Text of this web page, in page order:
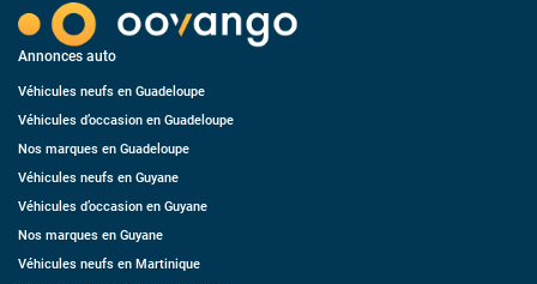
Annonces auto
Véhicules neufs en Guadeloupe
Véhicules d’occasion en Guadeloupe
Nos marques en Guadeloupe
Véhicules neufs en Guyane
Véhicules d’occasion en Guyane
Nos marques en Guyane
Véhicules neufs en Martinique